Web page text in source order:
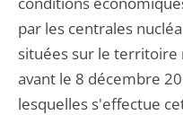
par les centrales
situées sur le territoire
avant le 8 décembre
lesquelles s'effectue